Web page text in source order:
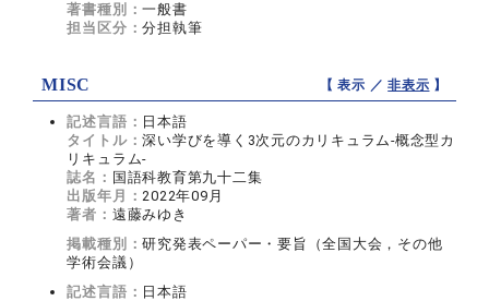
著書種別：一般書
担当区分：分担執筆
MISC 【 表示 ／非表示 】
記述言語： 日本語
タイトル：深い学びを導く3次元のカリキュラム-概念型カ
リキュラム-
誌名： 国語科教育第九十二集
出版年月：2022年09月
著者： 遠藤みゆき
掲載種別：研究発表ペーパー・要旨（全国大会，その他
学術会議）
記述言語： 日本語